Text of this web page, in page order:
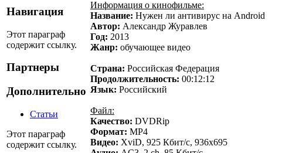
Навигация
Этот параграф
содержит ссылку.
Партнеры
Дополнительно
Статьи
Этот параграф
содержит ссылку.
Информация о кинофильме:
Название: Нужен ли антивирус на Android
Автор: Александр Журавлев
Год: 2013
Жанр: обучающее видео
Страна: Российская Федерация
Продолжительность: 00:12:12
Язык: Российский
Файл:
Качество: DVDRip
Формат: MР4
Видео: XviD, 925 Кбит/с, 936x695